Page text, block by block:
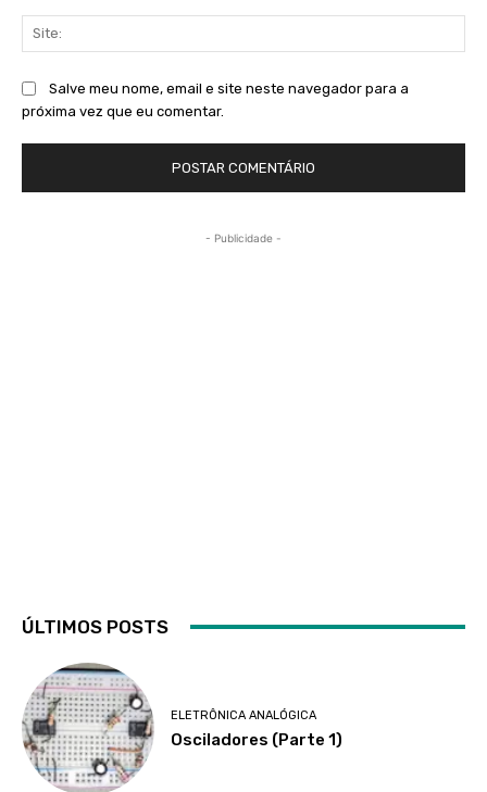
Salve meu nome, email e site neste navegador para a
próxima vez que eu comentar.
- Publicidade -
ÚLTIMOS POSTS
ELETRÔNICA ANALÓGICA
Osciladores (Parte 1)